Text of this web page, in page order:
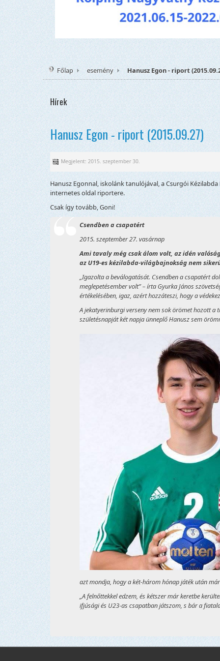
Főlap esemény Hanusz Egon - riport
Hírek
Hanusz Egon - riport (2015.09.27)
Megjelent: 2015. szeptember 30.
Hanusz Egonnal, iskolánk tanulójával, a Csurgói
internetes oldal riportere.
Csak így tovább, Goni!
Csendben a csapatért
2015. szeptember 27. vasárnap
Ami tavaly még csak álom volt, az idén
az U19-es kézilabda-világbajnokság nem
„Igazolta a beválogatását. Csendben a csapatért
meglepetésember volt” – írta Gyurka János
értékelésében, igaz, azért hozzáteszi, hogy a
A jekatyerinburgi verseny nem sok örömet hozott
születésnapját két napja ünneplő Hanusz sem
azt mondja, hogy a két-három hónap játék után
„A felnőttekkel edzem, és kétszer már keretbe
ifjúsági és U23-as csapatban játszom, s bár a